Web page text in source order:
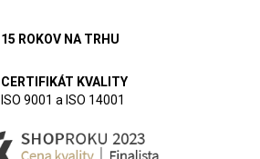
15 ROKOV NA TRHU
CERTIFIKÁT KVALITY
ISO 9001 a ISO 14001